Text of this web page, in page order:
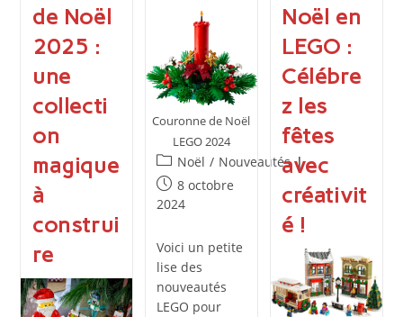
de Noël
2025 :
une
collecti
on
magique
à
construi
re
Couronne de Noël
LEGO 2024
Post
category:
Noël / Nouveautés
Publication
publiée :
8 octobre
2024
Voici un petite
lise des
nouveautés
LEGO pour
Noël en
LEGO :
Célébre
z les
fêtes
avec
créativit
é !